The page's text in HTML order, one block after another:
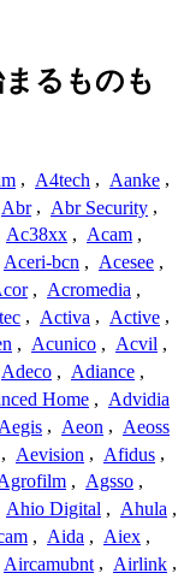
るものも
, A4tech , Aanke ,
Abr , Abr Security ,
Ac38xx , Acam ,
Aceri-bcn , Acesee ,
, Acromedia ,
, Activa , Active ,
, Acunico , Acvil ,
Adeco , Adiance ,
Home , Advidia
Aegis , Aeon , Aeoss
, Aevision , Afidus ,
, Agsso ,
Ahio Digital , Ahula ,
, Aida , Aiex ,
Aircamubnt , Airlink ,